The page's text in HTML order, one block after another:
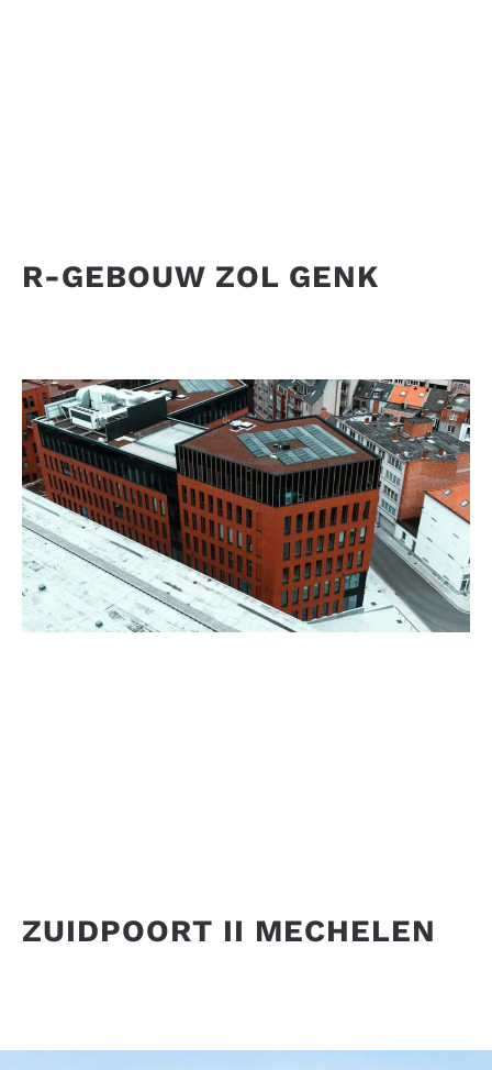
R-GEBOUW ZOL GENK
ZUIDPOORT II MECHELEN